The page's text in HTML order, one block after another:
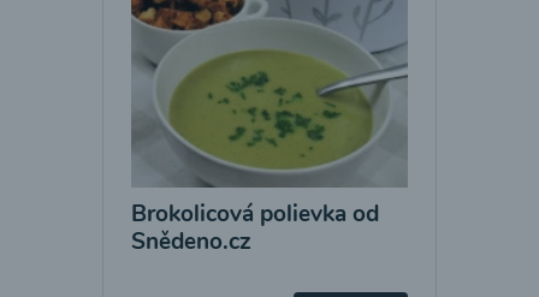
Brokolicová polievka od
Snědeno.cz